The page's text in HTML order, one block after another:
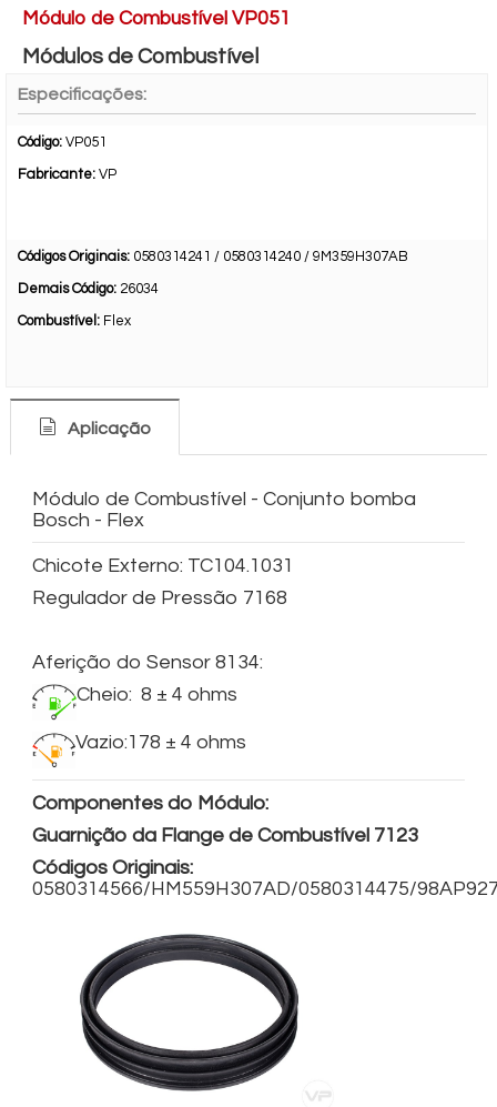
Módulo de Combustível VP051
Módulos de Combustível
Especificações:
Código: VP051
Fabricante: VP
Códigos Originais: 0580314241 / 0580314240 / 9M359H307AB
Demais Código: 26034
Combustível: Flex
Aplicação
Módulo de Combustível - Conjunto bomba
Bosch - Flex
Chicote Externo: TC104.1031
Regulador de Pressão 7168
Aferição do Sensor 8134:
Cheio: 8 ± 4 ohms
Vazio:178 ± 4 ohms
Componentes do Módulo:
Guarnição da Flange de Combustível 7123
Códigos Originais:
0580314566/HM559H307AD/0580314475/